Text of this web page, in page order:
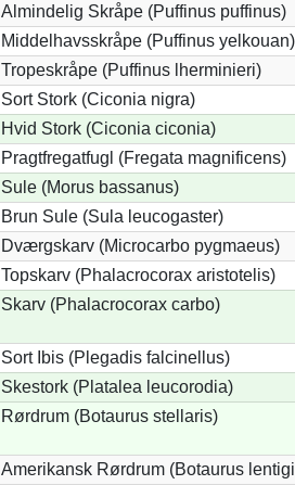
Almindelig Skråpe (Puffinus puffinus)
Middelhavsskråpe (Puffinus yelkouan)
Tropeskråpe (Puffinus lherminieri)
Sort Stork (Ciconia nigra)
Hvid Stork (Ciconia ciconia)
Pragtfregatfugl (Fregata magnificens)
Sule (Morus bassanus)
Brun Sule (Sula leucogaster)
Dværgskarv (Microcarbo pygmaeus)
Topskarv (Phalacrocorax aristotelis)
Skarv (Phalacrocorax carbo)
Sort Ibis (Plegadis falcinellus)
Skestork (Platalea leucorodia)
Rørdrum (Botaurus stellaris)
Amerikansk Rørdrum (Botaurus